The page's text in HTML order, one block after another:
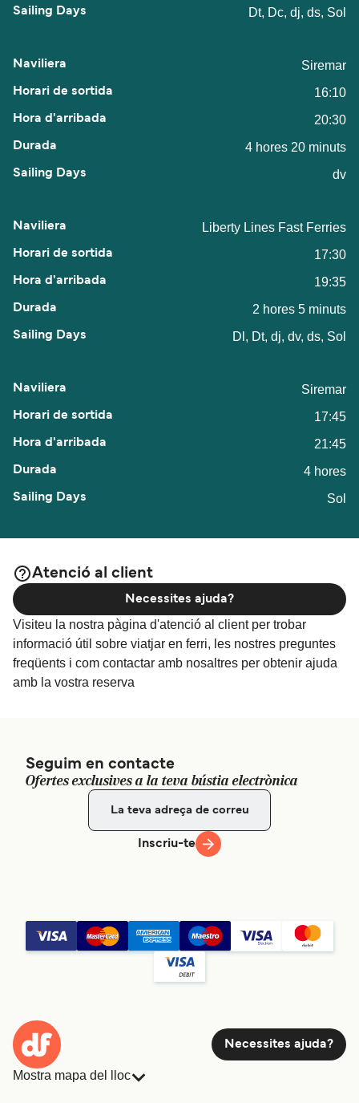
Dt, Dc, dj, ds, Sol
Siremar
16:10
20:30
4 hores 20 minuts
dv
Liberty Lines Fast Ferries
17:30
19:35
2 hores 5 minuts
Dl, Dt, dj, dv, ds, Sol
Siremar
17:45
21:45
4 hores
Sol
Atenció al client
Visiteu la nostra pàgina d'atenció al client per trobar
informació útil sobre viatjar en ferri, les nostres preguntes
freqüents i com contactar amb nosaltres per obtenir ajuda
amb la vostra reserva
Necessites ajuda?
Seguim en contacte
Ofertes exclusives a la teva bústia electrònica
Inscriu-te
Necessites ajuda?
Mostra mapa del lloc